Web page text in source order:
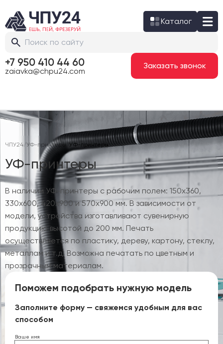
Каталог
+7 950 410 44 60
zaiavka@chpu24.com
Заказать звонок
ЧПУ24/УФ-принтеры/ УФ-принтеры
УФ-принтеры
В наличии УФ-принтеры с рабочим полем: 150х360,
330х600, 420х900 и 570х900 мм. В зависимости от
модели, устройства изготавливают сувенирную
продукцию высотой до 200 мм. Печать
осуществляется по пластику, дереву, картону, стеклу,
металлам и т.д. Возможна печатать по цветным и
прозрачным материалам.
Поможем подобрать нужную модель
Заполните форму — свяжемся удобным для вас
способом
Ваше имя